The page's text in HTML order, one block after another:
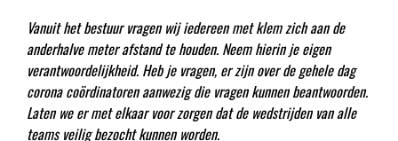
Vanuit het bestuur vragen wij iedereen met klem zich aan de
anderhalve meter afstand te houden. Neem hierin je eigen
verantwoordelijkheid. Heb je vragen, er zijn over de gehele dag
corona coördinatoren aanwezig die vragen kunnen beantwoorden.
Laten we er met elkaar voor zorgen dat de wedstrijden van alle
teams veilig bezocht kunnen worden.